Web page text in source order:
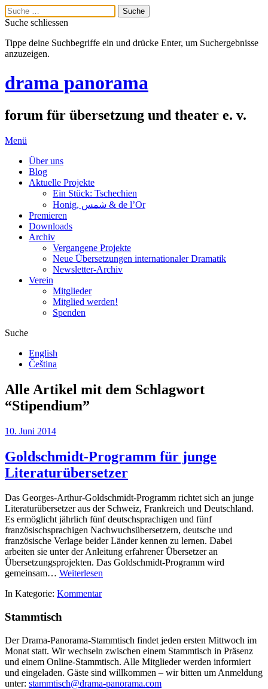
Suche schliessen
Tippe deine Suchbegriffe ein und drücke Enter, um Suchergebnisse
anzuzeigen.
drama panorama
forum für übersetzung und theater e. v.
Menü
Über uns
Blog
Aktuelle Projekte
Ein Stück: Tschechien
Honig, شمس & de l’Or
Premieren
Downloads
Archiv
Vergangene Projekte
Neue Übersetzungen internationaler Dramatik
Newsletter-Archiv
Verein
Mitglieder
Mitglied werden!
Spenden
Suche
English
Čeština
Alle Artikel mit dem Schlagwort
“Stipendium”
10. Juni 2014
Goldschmidt-Programm für junge
Literaturübersetzer
Das Georges-Arthur-Goldschmidt-Programm richtet sich an junge
Literaturübersetzer aus der Schweiz, Frankreich und Deutschland.
Es ermöglicht jährlich fünf deutschsprachigen und fünf
französischsprachigen Nachwuchsübersetzern, deutsche und
französische Verlage beider Länder kennen zu lernen. Dabei
arbeiten sie unter der Anleitung erfahrener Übersetzer an
Übersetzungsprojekten. Das Goldschmidt-Programm wird
gemeinsam… Weiterlesen
In Kategorie: Kommentar
Stammtisch
Der Drama-Panorama-Stammtisch findet jeden ersten Mittwoch im
Monat statt. Wir wechseln zwischen einem Stammtisch in Präsenz
und einem Online-Stammtisch. Alle Mitglieder werden informiert
und eingeladen. Gäste sind willkommen – wir bitten um Anmeldung
unter: stammtisch@drama-panorama.com